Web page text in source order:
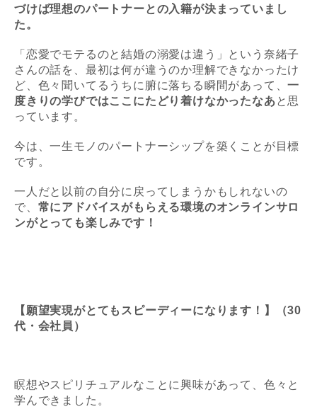
づけば理想のパートナーとの入籍が決まっていまし
た。
「恋愛でモテるのと結婚の溺愛は違う」という奈緒子
さんの話を、最初は何が違うのか理解できなかったけ
ど、色々聞いてるうちに腑に落ちる瞬間があって、一
度きりの学びではここにたどり着けなかったなあと思
っています。
今は、一生モノのパートナーシップを築くことが目標
です。
一人だと以前の自分に戻ってしまうかもしれないの
で、 常にアドバイスがもらえる環境のオンラインサロ
ンがとっても楽しみです！
【願望実現がとてもスピーディーになります！】（30
代・会社員）
瞑想やスピリチュアルなことに興味があって、色々と
学んできました。